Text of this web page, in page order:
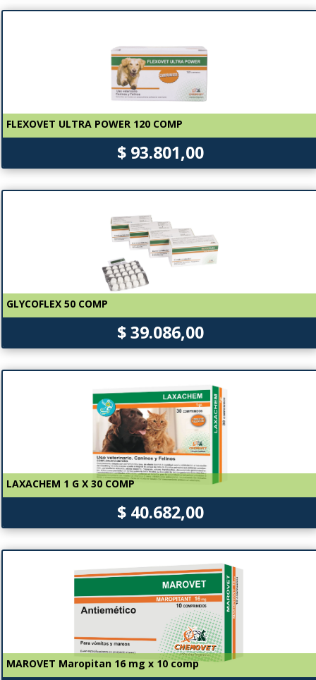
FLEXOVET ULTRA POWER 120 COMP
$ 93.801,00
GLYCOFLEX 50 COMP
$ 39.086,00
LAXACHEM 1 G X 30 COMP
$ 40.682,00
MAROVET Maropitan 16 mg x 10 comp